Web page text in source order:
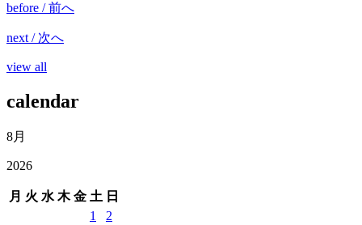
before / 前へ
next / 次へ
view all
calendar
8月
2026
月 火 水 木 金 土 日
1
2